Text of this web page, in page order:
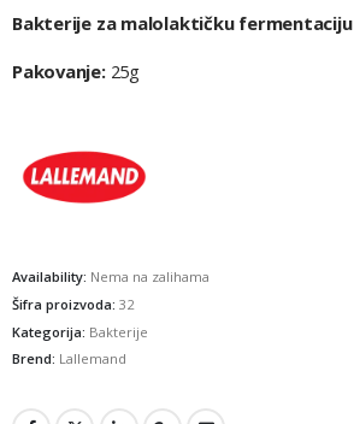
Bakterije za malolaktičku fermentaciju
Pakovanje:25g
Availability: Nema na zalihama
Šifra proizvoda: 32
Kategorija: Bakterije
Brend: Lallemand